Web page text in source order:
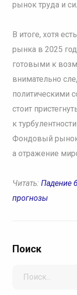
рынок труда и
В итоге, хотя
рынка в 2025
готовыми к
внимательно
политическими
стоит
к
Фондовый
а отражение
Читать: Падение
прогнозы
Поиск